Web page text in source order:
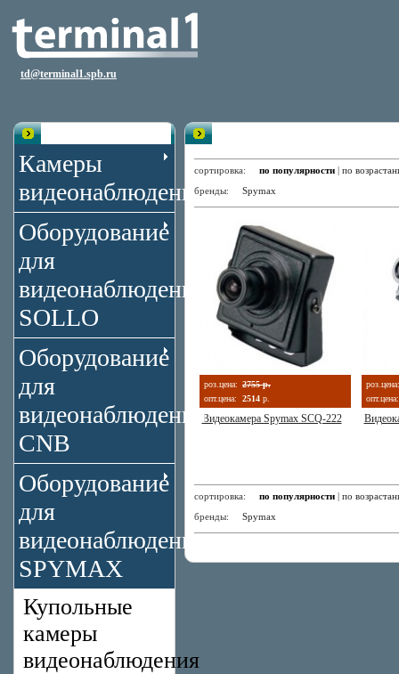
td@terminal1.spb.ru
Камеры
видеонаблюдения
Оборудование
для
видеонаблюдения
SOLLO
Оборудование
для
видеонаблюдения
CNB
Оборудование
для
видеонаблюдения
SPYMAX
Купольные
камеры
видеонаблюдения
сортировка: по популярности | по
бренды: Spymax
роз.цена: 2755 р.
опт.цена:
2514 р.
Видеокамера Spymax SCQ-222
роз.цена:
опт.цена:
сортировка: по популярности | по
бренды: Spymax